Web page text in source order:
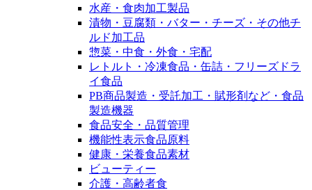
水産・食肉加工製品
漬物・豆腐類・バター・チーズ・その他チ
ルド加工品
惣菜・中食・外食・宅配
レトルト・冷凍食品・缶詰・フリーズドラ
イ食品
PB商品製造・受託加工・賦形剤など・食品
製造機器
食品安全・品質管理
機能性表示食品原料
健康・栄養食品素材
ビューティー
介護・高齢者食